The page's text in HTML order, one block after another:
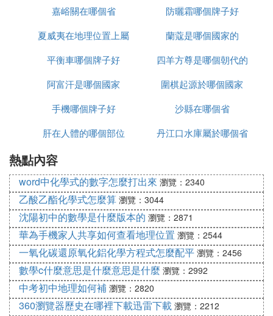
嘉峪關在哪個省
防曬霜哪個牌子好
夏威夷在地理位置上屬
於哪個洲
蘭蔻是哪個國家的
平衡車哪個牌子好
四羊方尊是哪個朝代的
文物
阿富汗是哪個國家
圍棋起源於哪個國家
手機哪個牌子好
沙縣在哪個省
肝在人體的哪個部位
丹江口水庫屬於哪個省
熱點內容
word中化學式的數字怎麼打出來 瀏覽：2340
乙酸乙酯化學式怎麼算 瀏覽：3044
沈陽初中的數學是什麼版本的 瀏覽：2871
華為手機家人共享如何查看地理位置 瀏覽：2544
一氧化碳還原氧化鋁化學方程式怎麼配平 瀏覽：2456
數學c什麼意思是什麼意思是什麼 瀏覽：2992
中考初中地理如何補 瀏覽：2820
360瀏覽器歷史在哪裡下載迅雷下載 瀏覽：2212